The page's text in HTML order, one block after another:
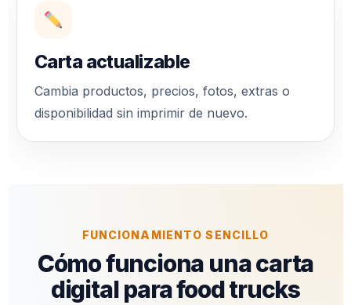
Carta actualizable
Cambia productos, precios, fotos, extras o
disponibilidad sin imprimir de nuevo.
FUNCIONAMIENTO SENCILLO
Cómo funciona una carta
digital para food trucks